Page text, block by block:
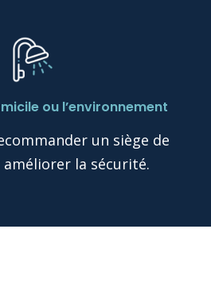
ou l’environnement
un siège de
la sécurité.